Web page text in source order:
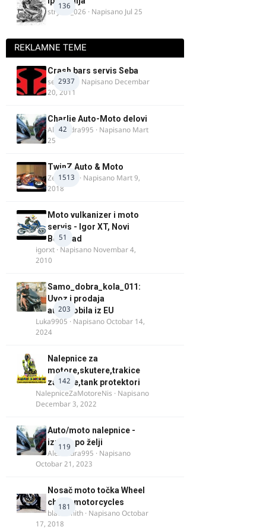
136
stryker_026 · Napisano Jul 25
REKLAMNE TEME
2937
Crash bars servis Seba
seba011 · Napisano Decembar
20, 2011
42
Charlie Auto-Moto delovi
Alexandra995 · Napisano Mart
25
1513
TwinZ Auto & Moto
Zeljkamp · Napisano Mart 9,
2018
51
Moto vulkanizer i moto
servis - Igor XT, Novi
Beograd
igorxt · Napisano Novembar 4,
2010
203
Samo_dobra_kola_011:
Uvoz i prodaja
automobila iz EU
Luka9905 · NapisanoOctobar 14,
2024
142
Nalepnice za
motore,skutere,trakice
za felne,tank protektori
NalepniceZaMotoreNis · Napisano
Decembar 3, 2022
119
Auto/moto nalepnice -
izrada po želji
Alexandra995 · Napisano
Octobar 21, 2023
181
Nosač moto točka Wheel
chock motorcycles
blacksmith · NapisanoOctobar
17, 2018